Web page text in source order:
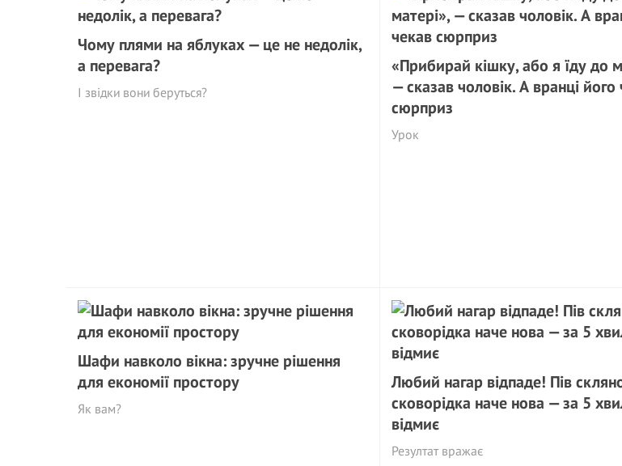
Чому плями на яблуках — це не недолік,
а перевага?
І звідки вони беруться?
«Прибирай кішку, або я їду до
— сказав чоловік. А вранці його
сюрприз
Урок
Шафи навколо вікна: зручне рішення
для економії простору
Як вам?
Любий нагар відпаде! Пів
сковорідка наче нова — за 5
відмиє
Резултат вражає